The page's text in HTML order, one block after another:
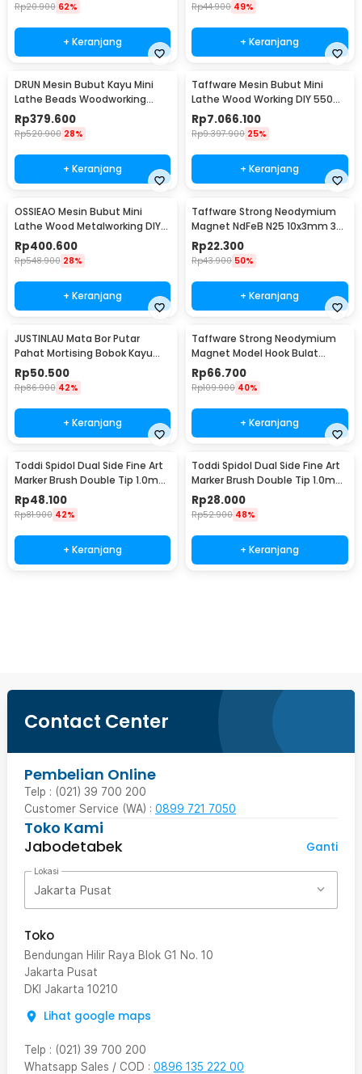
Rp20.900 62%
+ Keranjang
Rp44.900 49%
+ Keranjang
DRUN Mesin Bubut Kayu Mini
Lathe Beads Woodworking
150W - X707
Rp379.600
Rp520.900 28%
+ Keranjang
Taffware Mesin Bubut Mini
Lathe Wood Working DIY 550W
- MX0618
Rp7.066.100
Rp9.397.900 25%
+ Keranjang
OSSIEAO Mesin Bubut Mini
Lathe Wood Metalworking DIY
80W - HS001
Rp400.600
Rp548.900 28%
+ Keranjang
Taffware Strong Neodymium
Magnet NdFeB N25 10x3mm 30
PCS - D21
Rp22.300
Rp43.900 50%
+ Keranjang
JUSTINLAU Mata Bor Putar
Pahat Mortising Bobok Kayu
HSS 16mm - FKB16
Rp50.500
Rp86.900 42%
+ Keranjang
Taffware Strong Neodymium
Magnet Model Hook Bulat
48mm 80kg - LNM48-3
Rp66.700
Rp109.900 40%
+ Keranjang
Toddi Spidol Dual Side Fine Art
Marker Brush Double Tip 1.0mm
6.0mm 48 Warna - CY-006
Rp48.100
Rp81.900 42%
+ Keranjang
Toddi Spidol Dual Side Fine Art
Marker Brush Double Tip 1.0mm
6.0mm 24 Warna - CY-006
Rp28.000
Rp52.900 48%
+ Keranjang
Contact Center
Pembelian Online
Telp : (021) 39 700 200
Customer Service (WA) : 0899 721 7050
Toko Kami
Jabodetabek
Ganti
Lokasi
Jakarta Pusat
Toko
Bendungan Hilir Raya Blok G1 No. 10
Jakarta Pusat
DKI Jakarta 10210
Lihat google maps
Telp : (021) 39 700 200
Whatsapp Sales / COD : 0896 135 222 00